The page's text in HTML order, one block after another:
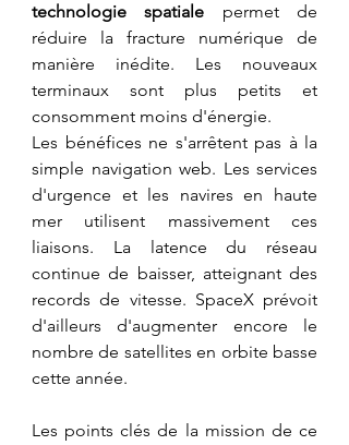
technologie spatiale permet de
réduire la fracture numérique de
manière inédite. Les nouveaux
terminaux sont plus petits et
consomment moins d'énergie.
​Les bénéfices ne s'arrêtent pas à la
simple navigation web. Les services
d'urgence et les navires en haute
mer utilisent massivement ces
liaisons. La latence du réseau
continue de baisser, atteignant des
records de vitesse. SpaceX prévoit
d'ailleurs d'augmenter encore le
nombre de satellites en orbite basse
cette année.
​Les points clés de la mission de ce